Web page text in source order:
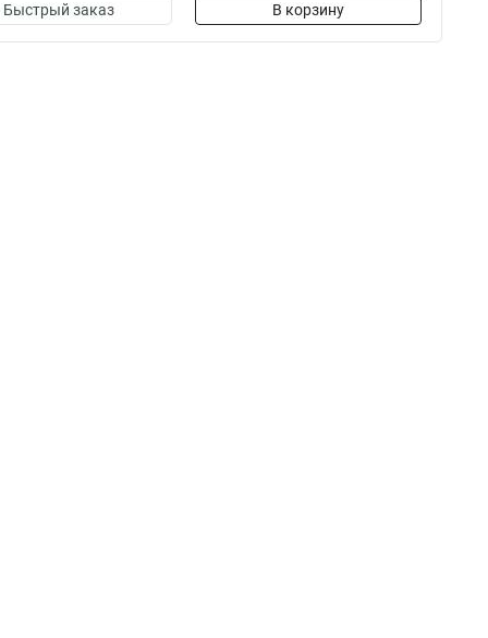
Быстрый заказ В корзину